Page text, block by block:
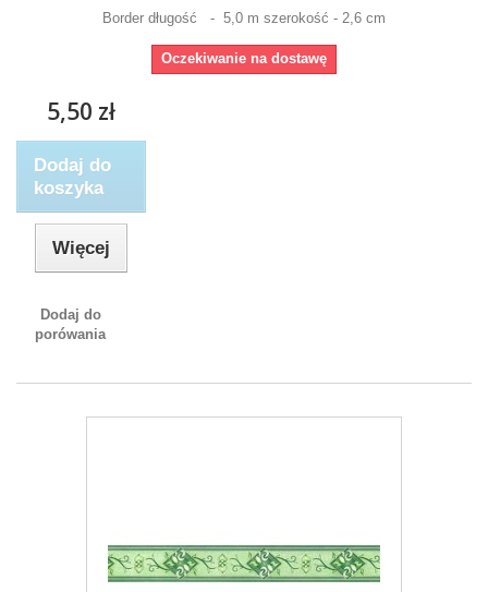
Border długość - 5,0 m szerokość - 2,6 cm
Oczekiwanie na dostawę
5,50 zł
Dodaj do
koszyka
Więcej
Dodaj do
porówania